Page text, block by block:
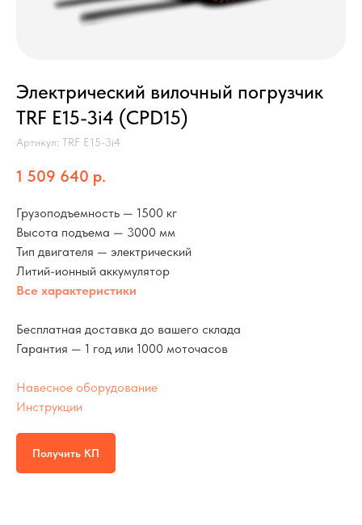
Электрический вилочный погрузчик
TRF E15-3i4 (CPD15)
Артикул: TRF E15-3i4
1 509 640 р.
Грузоподъемность — 1500 кг
Высота подъема — 3000 мм
Тип двигателя — электрический
Литий-ионный аккумулятор
Все характеристики
Бесплатная доставка до вашего склада
Гарантия — 1 год или 1000 моточасов
Навесное оборудование
Инструкции
Получить КП